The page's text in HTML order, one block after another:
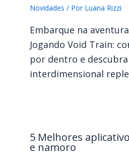
Novidades / Por Luana Rizzi
Embarque na
Jogando Void Train:
por dentro e
interdimensional
5 Melhores
e namoro